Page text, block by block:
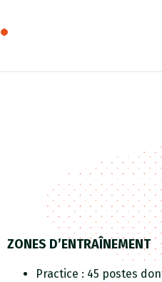
ZONES D’ENTRAÎNEMENT
Practice : 45 postes